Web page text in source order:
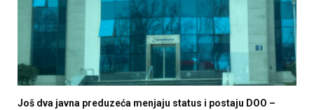
Još dva javna preduzeća menjaju status i postaju DOO –